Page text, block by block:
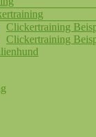
Clickertraining
Clickertraining